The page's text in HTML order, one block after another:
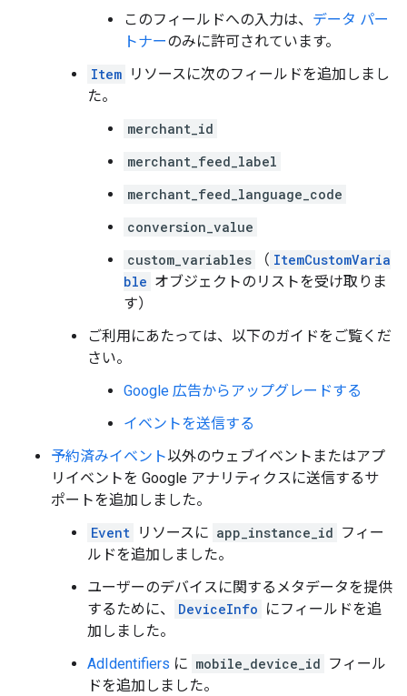
このフィールドへの入力は、 データ パー
トナーのみに許可されています。
Item リソースに次のフィールドを追加しまし
た。
merchant_id
merchant_feed_label
merchant_feed_language_code
conversion_value
custom_variables
（ ItemCustomVaria
ble オブジェクトのリストを受け取りま
す）
ご利用にあたっては、以下のガイドをご覧くだ
さい。
Google 広告からアップグレードする
イベントを送信する
予約済みイベント以外のウェブイベントまたはアプ
リイベントを Google アナリティクスに送信するサ
ポートを追加しました。
Event リソースに app_instance_id フィー
ルドを追加しました。
ユーザーのデバイスに関するメタデータを提供
するために、
DeviceInfo にフィールドを追
加しました。
AdIdentifiers に mobile_device_id フィール
ドを追加しました。